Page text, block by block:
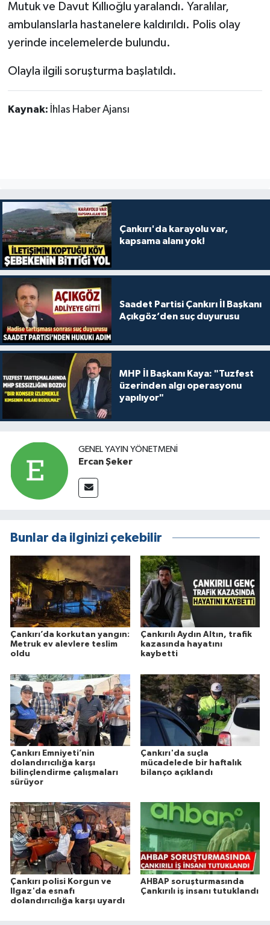
Mutuk ve Davut Kıllıoğlu yaralandı. Yaralılar,
ambulanslarla hastanelere kaldırıldı. Polis olay
yerinde incelemelerde bulundu.
Olayla ilgili soruşturma başlatıldı.
Kaynak: İhlas Haber Ajansı
Çankırı'da karayolu var,
kapsama alanı yok!
Saadet Partisi Çankırı İl Başkanı
Açıkgöz’den suç duyurusu
MHP İl Başkanı Kaya: "Tuzfest
üzerinden algı operasyonu
yapılıyor"
GENEL YAYIN YÖNETMENI
Ercan Şeker
Bunlar da ilginizi çekebilir
Çankırı’da korkutan yangın:
Metruk ev alevlere teslim
oldu
Çankırılı Aydın Altın, trafik
kazasında hayatını
kaybetti
Çankırı Emniyeti’nin
dolandırıcılığa karşı
bilinçlendirme çalışmaları
sürüyor
Çankırı'da suçla
mücadelede bir haftalık
bilanço açıklandı
Çankırı polisi Korgun ve
Ilgaz'da esnafı
dolandırıcılığa karşı uyardı
AHBAP soruşturmasında
Çankırılı iş insanı tutuklandı